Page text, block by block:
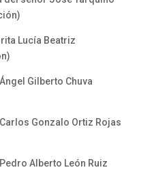
Lucía Beatriz
Gilberto Chuva
Gonzalo Ortiz Rojas
Alberto León Ruiz